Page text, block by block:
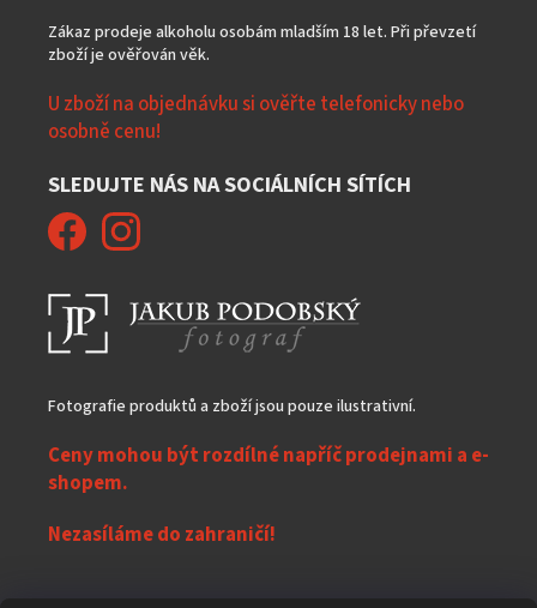
Zákaz prodeje alkoholu osobám mladším 18 let. Při převzetí
zboží je ověřován věk.
U zboží na objednávku si ověřte telefonicky nebo
osobně cenu!
SLEDUJTE NÁS NA SOCIÁLNÍCH SÍTÍCH
Fotografie produktů a zboží jsou pouze ilustrativní.
Ceny mohou být rozdílné napříč prodejnami a e-
shopem.
Nezasíláme do zahraničí!